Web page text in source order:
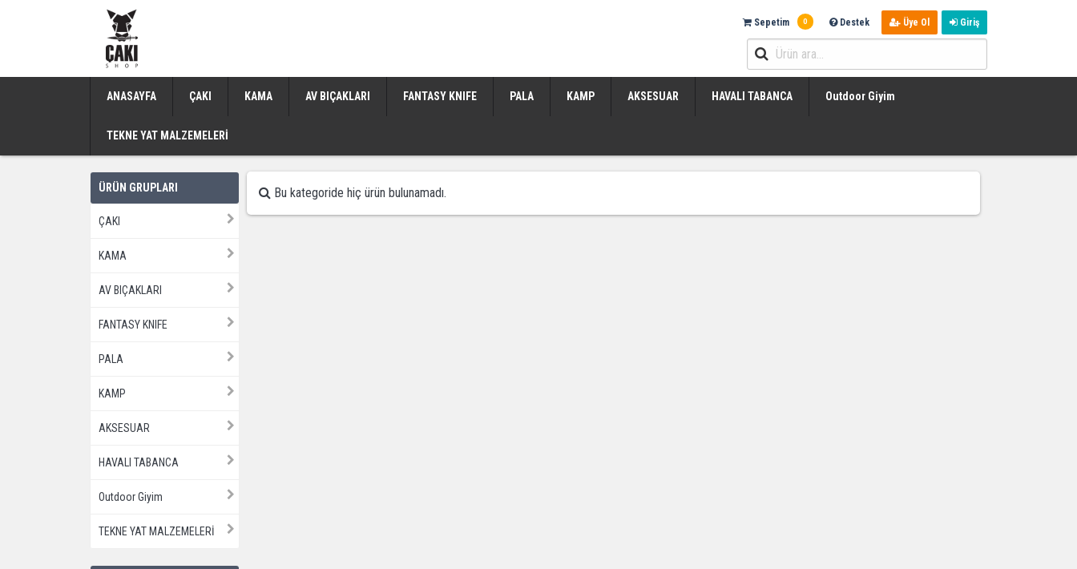
Sepetim 0 Destek Üye Ol Giriş
ANASAYFA ÇAKI KAMA AV BIÇAKLARI FANTASY KNIFE PALA KAMP AKSESUAR HAVALI TABANCA Outdoor Giyim
TEKNE YAT MALZEMELERİ
ÜRÜN GRUPLARI
ÇAKI
KAMA
AV BIÇAKLARI
FANTASY KNIFE
PALA
KAMP
AKSESUAR
HAVALI TABANCA
Outdoor Giyim
TEKNE YAT MALZEMELERİ
Bu kategoride hiç ürün bulunamadı.